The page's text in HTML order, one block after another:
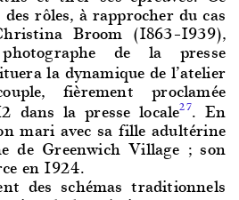
rôles, à rapprocher du cas
Broom (1863–1939),
de la presse
la dynamique de l’atelier
fièrement proclamée
dans la presse locale27. En
mari avec sa fille adultérine
de Greenwich Village ; son
en 1924.
des schémas traditionnels